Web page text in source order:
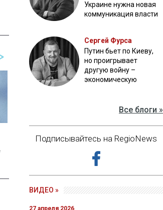
Украине нужна новая
коммуникация власти
Сергей Фурса
Путин бьет по Киеву,
но проигрывает
другую войну –
экономическую
Все блоги »
Подписывайтесь на RegioNews
ВИДЕО »
27 апреля 2026